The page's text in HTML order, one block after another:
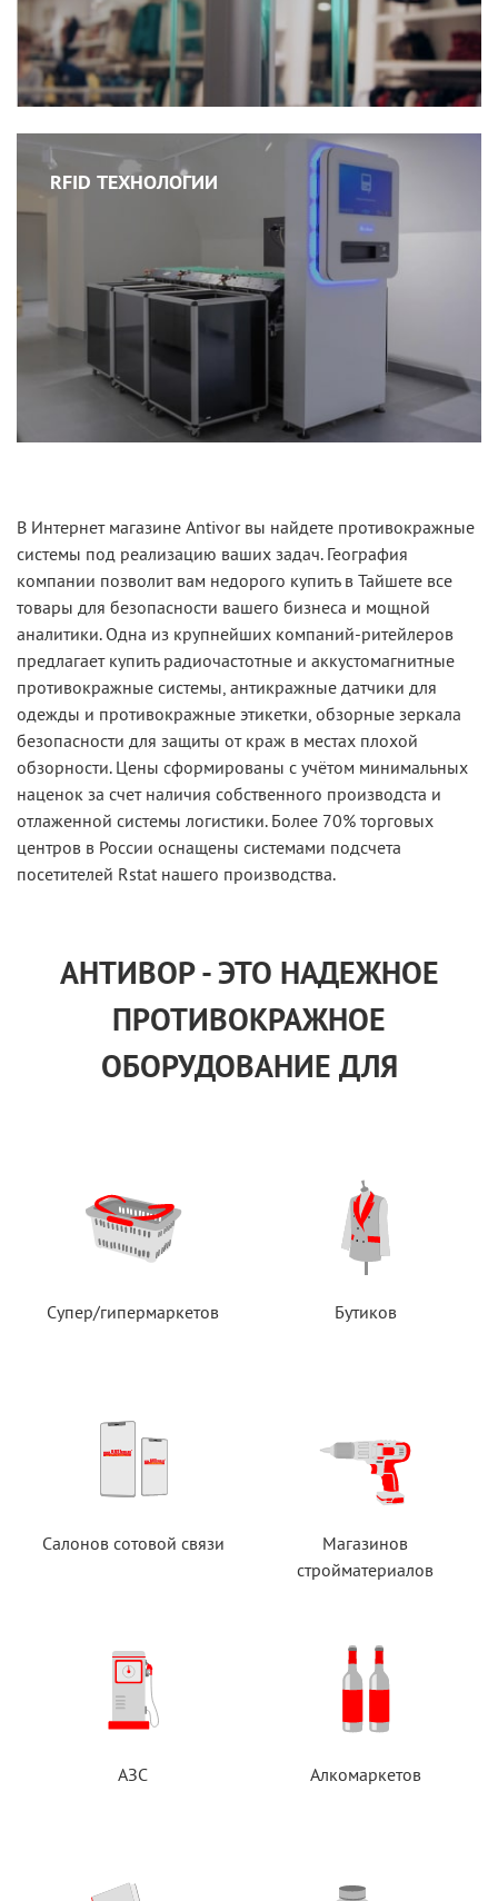
RFID ТЕХНОЛОГИИ
В Интернет магазине Antivor вы найдете противокражные
системы под реализацию ваших задач. География
компании позволит вам недорого купить в Тайшете все
товары для безопасности вашего бизнеса и мощной
аналитики. Одна из крупнейших компаний-ритейлеров
предлагает купить радиочастотные и аккустомагнитные
противокражные системы, антикражные датчики для
одежды и противокражные этикетки, обзорные зеркала
безопасности для защиты от краж в местах плохой
обзорности. Цены сформированы с учётом минимальных
наценок за счет наличия собственного производста и
отлаженной системы логистики. Более 70% торговых
центров в России оснащены системами подсчета
посетителей Rstat нашего производства.
АНТИВОР - ЭТО НАДЕЖНОЕ
ПРОТИВОКРАЖНОЕ
ОБОРУДОВАНИЕ ДЛЯ
Супер/гипермаркетов Бутиков
Салонов сотовой связи
Магазинов
стройматериалов
АЗС Алкомаркетов